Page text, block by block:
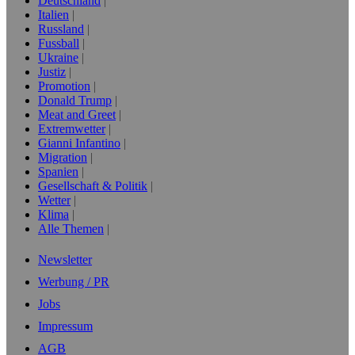
Italien
Russland
Fussball
Ukraine
Justiz
Promotion
Donald Trump
Meat and Greet
Extremwetter
Gianni Infantino
Migration
Spanien
Gesellschaft & Politik
Wetter
Klima
Alle Themen
Newsletter
Werbung / PR
Jobs
Impressum
AGB